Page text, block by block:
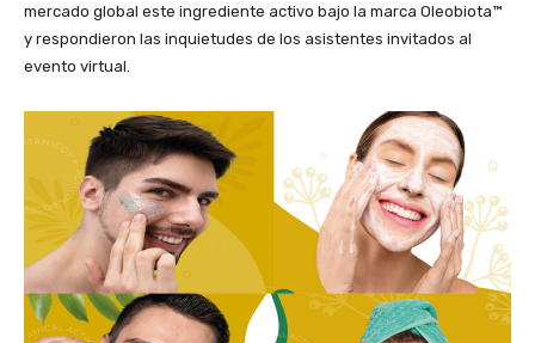
mercado global este ingrediente activo bajo la marca Oleobiota™
y respondieron las inquietudes de los asistentes invitados al
evento virtual.